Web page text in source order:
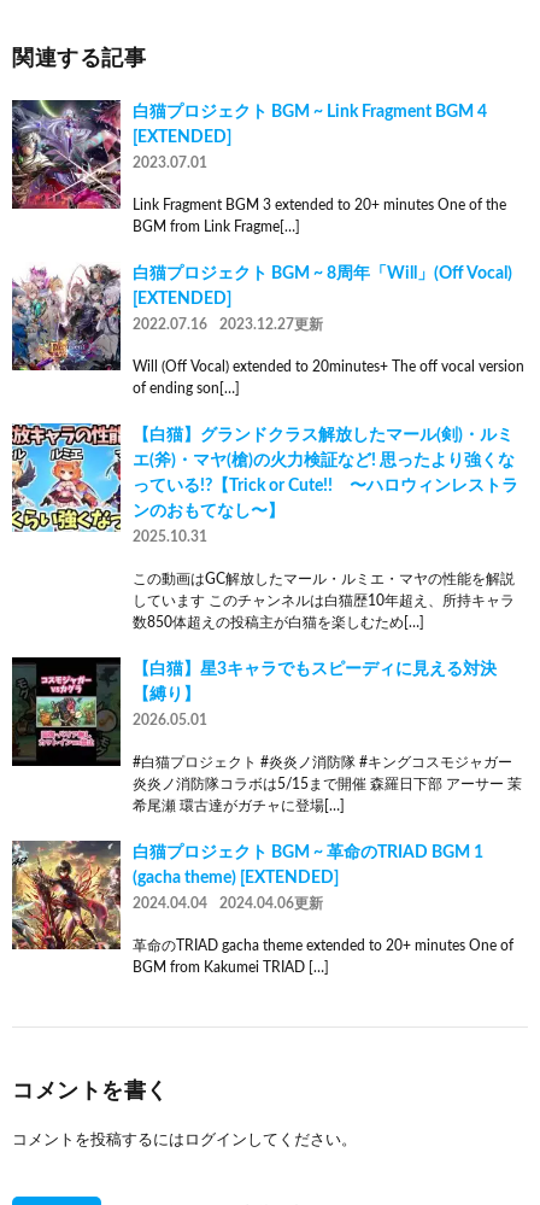
関連する記事
白猫プロジェクト BGM ~ Link Fragment BGM 4
[EXTENDED]
2023.07.01
Link Fragment BGM 3 extended to 20+ minutes One of the
BGM from Link Fragme[…]
白猫プロジェクト BGM ~ 8周年「Will」(Off Vocal)
[EXTENDED]
2022.07.16 2023.12.27更新
Will (Off Vocal) extended to 20minutes+ The off vocal version
of ending son[…]
【白猫】グランドクラス解放したマール(剣)・ルミ
エ(斧)・マヤ(槍)の火力検証など! 思ったより強くな
っている!?【Trick or Cute!! 〜ハロウィンレストラ
ンのおもてなし〜】
2025.10.31
この動画はGC解放したマール・ルミエ・マヤの性能を解説
しています このチャンネルは白猫歴10年超え、所持キャラ
数850体超えの投稿主が白猫を楽しむため[…]
【白猫】星3キャラでもスピーディに見える対決
【縛り】
2026.05.01
#白猫プロジェクト #炎炎ノ消防隊 #キングコスモジャガー
炎炎ノ消防隊コラボは5/15まで開催 森羅日下部 アーサー 茉
希尾瀬 環古達がガチャに登場[…]
白猫プロジェクト BGM ~ 革命のTRIAD BGM 1
(gacha theme) [EXTENDED]
2024.04.04 2024.04.06更新
革命のTRIAD gacha theme extended to 20+ minutes One of
BGM from Kakumei TRIAD […]
コメントを書く
コメントを投稿するには ログイン してください。